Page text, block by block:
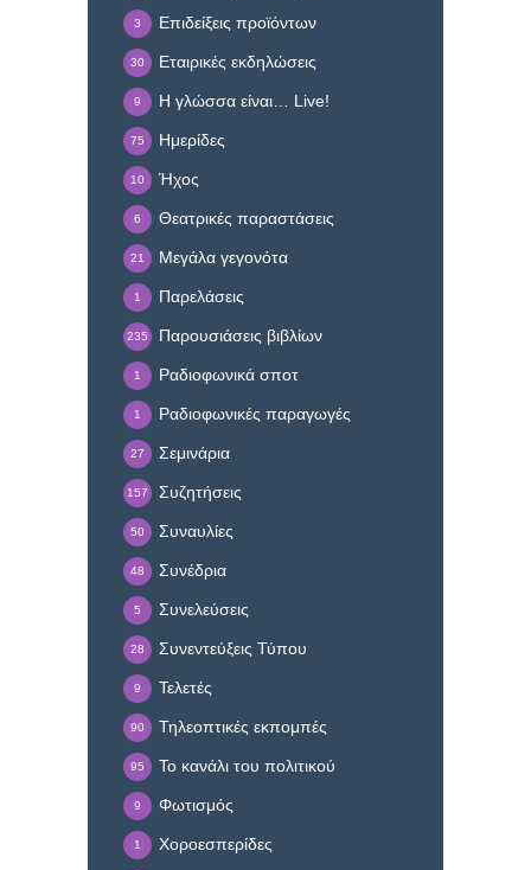
Επιδείξεις προϊόντων
3
Εταιρικές εκδηλώσεις
30
Η γλώσσα είναι… Live!
9
Ημερίδες
75
Ήχος
10
Θεατρικές παραστάσεις
6
Μεγάλα γεγονότα
21
Παρελάσεις
1
Παρουσιάσεις βιβλίων
235
Ραδιοφωνικά σποτ
1
Ραδιοφωνικές παραγωγές
1
Σεμινάρια
27
Συζητήσεις
157
Συναυλίες
50
Συνέδρια
48
Συνελεύσεις
5
Συνεντεύξεις Τύπου
28
Τελετές
9
Τηλεοπτικές εκπομπές
90
Το κανάλι του πολιτικού
95
Φωτισμός
9
Χοροεσπερίδες
1